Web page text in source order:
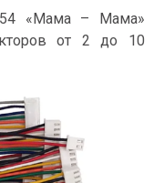
«Мама – Мама»
от 2 до 10